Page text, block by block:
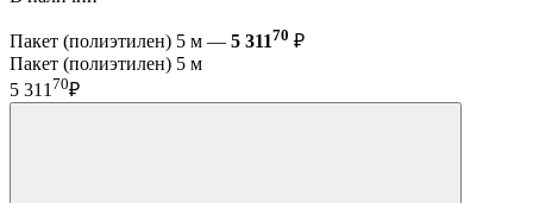
Пакет (полиэтилен) 5 м — 5 31170 ₽
Пакет (полиэтилен) 5 м
5 31170₽